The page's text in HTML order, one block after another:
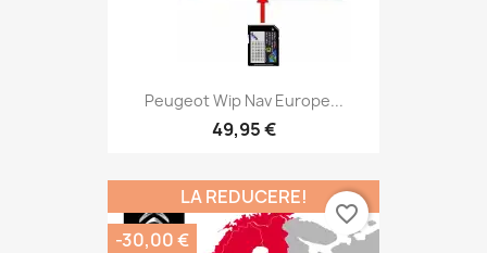
Peugeot Wip Nav Europe...
49,95 €
LA REDUCERE!
-30,00 €
favorite_border